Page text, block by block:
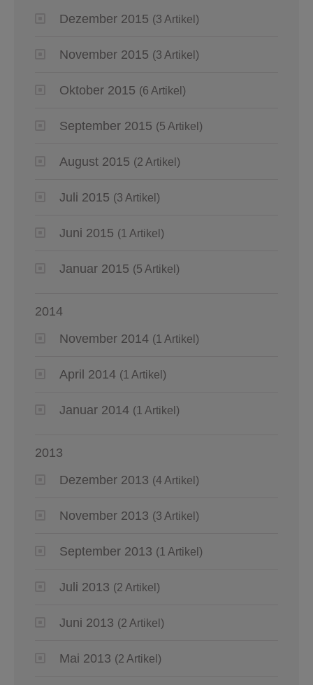
Dezember 2015 (3 Artikel)
November 2015 (3 Artikel)
Oktober 2015 (6 Artikel)
September 2015 (5 Artikel)
August 2015 (2 Artikel)
Juli 2015 (3 Artikel)
Juni 2015 (1 Artikel)
Januar 2015 (5 Artikel)
2014
November 2014 (1 Artikel)
April 2014 (1 Artikel)
Januar 2014 (1 Artikel)
2013
Dezember 2013 (4 Artikel)
November 2013 (3 Artikel)
September 2013 (1 Artikel)
Juli 2013 (2 Artikel)
Juni 2013 (2 Artikel)
Mai 2013 (2 Artikel)